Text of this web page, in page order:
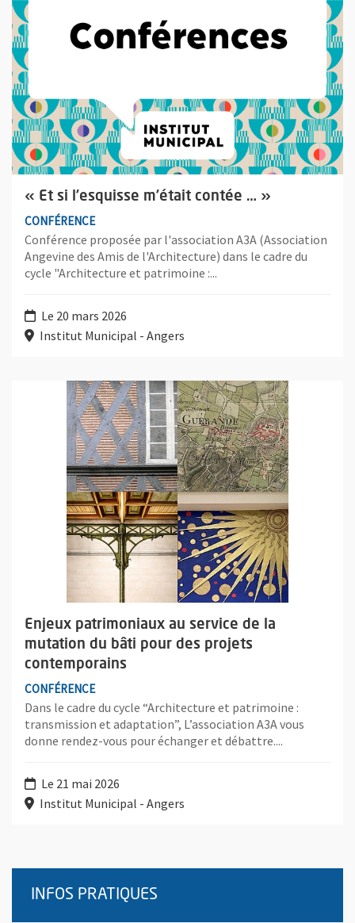
« Et si l’esquisse m’était contée … »
CONFÉRENCE
Conférence proposée par l'association A3A (Association
Angevine des Amis de l'Architecture) dans le cadre du
cycle "Architecture et patrimoine :...
Le 20 mars 2026
Institut Municipal - Angers
Enjeux patrimoniaux au service de la
mutation du bâti pour des projets
contemporains
CONFÉRENCE
Dans le cadre du cycle “Architecture et patrimoine :
transmission et adaptation”, L’association A3A vous
donne rendez-vous pour échanger et débattre....
Le 21 mai 2026
Institut Municipal - Angers
Plus d'information sur l'évènement : Enjeux patrimoniaux au
INFOS PRATIQUES